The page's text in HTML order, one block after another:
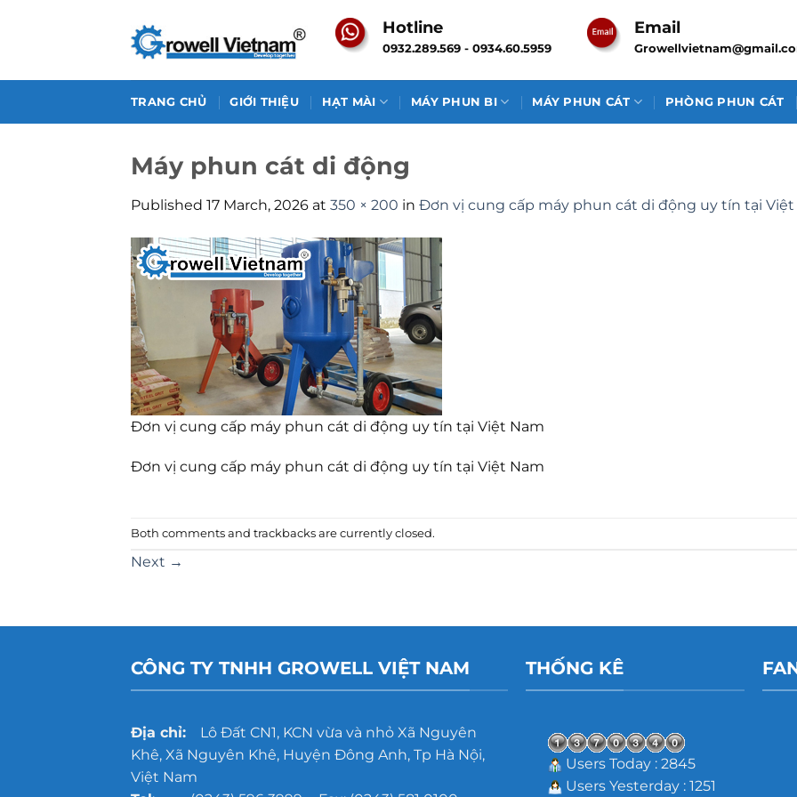
Hotline
0932.289.569 - 0934.60.5959
Email
TRANG CHỦ GIỚI THIỆU HẠT MÀI MÁY PHUN BI MÁY PHUN CÁT PHÒNG PHUN CÁT
Máy phun cát di động
Published 17 March, 2026 at 350 × 200 in Đơn vị cung cấp máy phun cát di động uy tín tại Việt
Đơn vị cung cấp máy phun cát di động uy tín tại Việt Nam
Đơn vị cung cấp máy phun cát di động uy tín tại Việt Nam
Both comments and trackbacks are currently closed.
Next →
CÔNG TY TNHH GROWELL VIỆT NAM
Địa chỉ:Lô Đất CN1, KCN vừa và nhỏ Xã Nguyên
Khê, Xã Nguyên Khê, Huyện Đông Anh, Tp Hà Nội,
Việt Nam
THỐNG KÊ
Users Today : 2845
Users Yesterday : 1251